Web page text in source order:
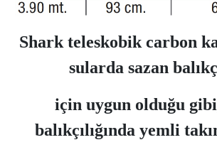
Shark teleskobik carbon
sularda sazan
için uygun olduğu
balıkçılığında yemli